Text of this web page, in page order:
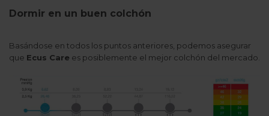
Dormir en un buen colchón
Basándose en todos los puntos anteriores, podemos asegurar
que Ecus Care es posiblemente el mejor colchón del mercado.